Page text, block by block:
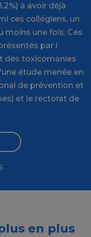
à avoir déjà
ces collégiens, un
moins une fois. Ces
par l
des toxicomanies
étude menée en
de prévention et
et le rectorat de
en plus